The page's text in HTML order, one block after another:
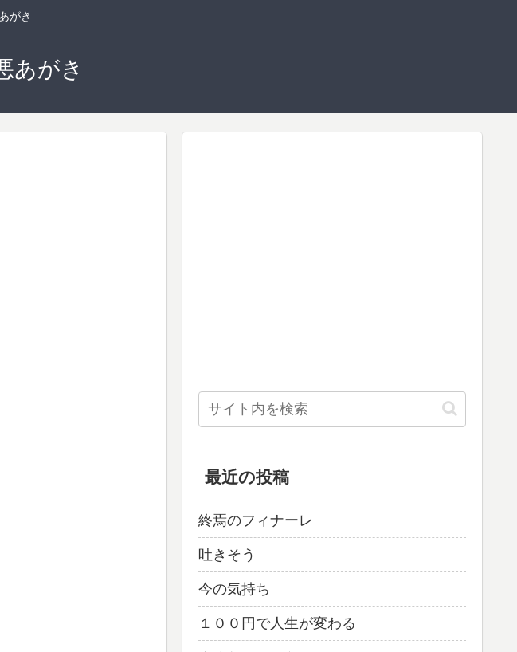
がき
あがき
最近の投稿
終焉のフィナーレ
吐きそう
今の気持ち
１００円で人生が変わる